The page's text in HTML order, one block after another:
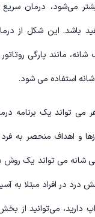
می‌شود، درمان سریع
باشد. این شکل از
مانند پارگی
شانه استفاده می شود.
می تواند یک برنامه
و اهداف منحصر به
شانه می تواند یک روش
درد در افراد مبتلا به
دارید، می‌توانید از